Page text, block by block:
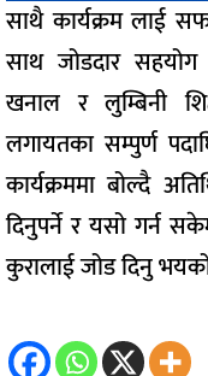
साथै कार्यक्रम लाई
साथ जोडदार
खनाल र लुम्बिनी
लगायतका सम्पुर्ण
कार्यक्रममा बोल्दै
दिनुपर्ने र यसो गर्न
कुरालाई जोड दिनु